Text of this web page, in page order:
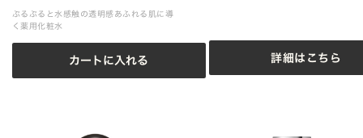
ぷるぷると水感触の透明感あふれる肌に導
く薬用化粧水
カートに入れる 詳細はこちら